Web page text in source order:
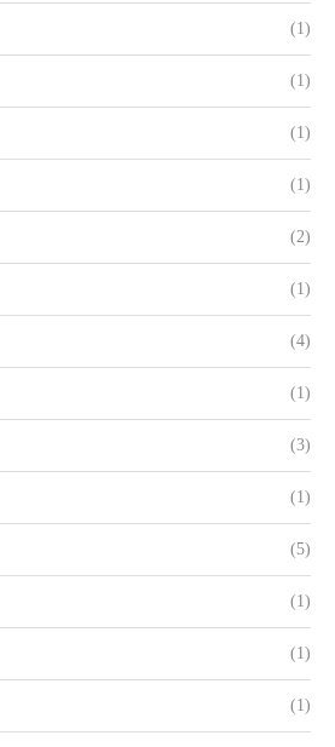
(1)
(1)
(1)
(1)
(2)
(1)
(4)
(1)
(3)
(1)
(5)
(1)
(1)
(1)